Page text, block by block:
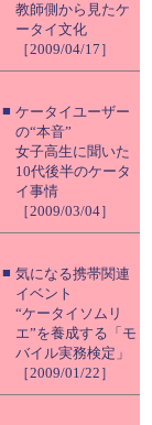
教師側から見たケ
ータイ文化
［2009/04/17］
■ ケータイユーザー
の“本音”
女子高生に聞いた
10代後半のケータ
イ事情
［2009/03/04］
■ 気になる携帯関連
イベント
“ケータイソムリ
エ”を養成する「モ
バイル実務検定」
［2009/01/22］